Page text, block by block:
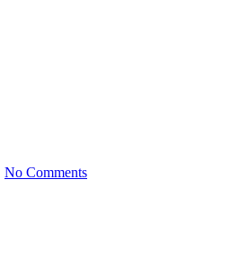
No Comments